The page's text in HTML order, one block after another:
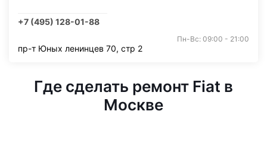
+7 (495) 128-01-88
Пн-Вс: 09:00 - 21:00
пр-т Юных ленинцев 70, стр 2
Где сделать ремонт Fiat в
Москве